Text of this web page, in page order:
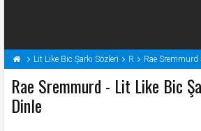
Lit Like Bic Şarkı Sözleri R Rae Sremmurd
Rae Sremmurd - Lit Like Bic
Dinle